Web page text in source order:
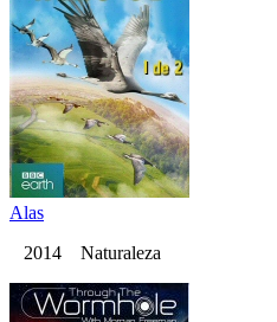
Alas
2014 Naturaleza